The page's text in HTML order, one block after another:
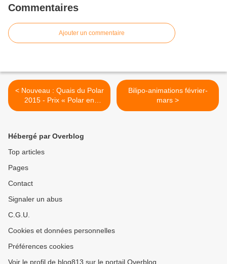
Commentaires
Ajouter un commentaire
< Nouveau : Quais du Polar
2015 - Prix « Polar en
séries »,
Bilipo-animations février-
mars >
Hébergé par Overblog
Top articles
Pages
Contact
Signaler un abus
C.G.U.
Cookies et données personnelles
Préférences cookies
Voir le profil de blog813 sur le portail Overblog